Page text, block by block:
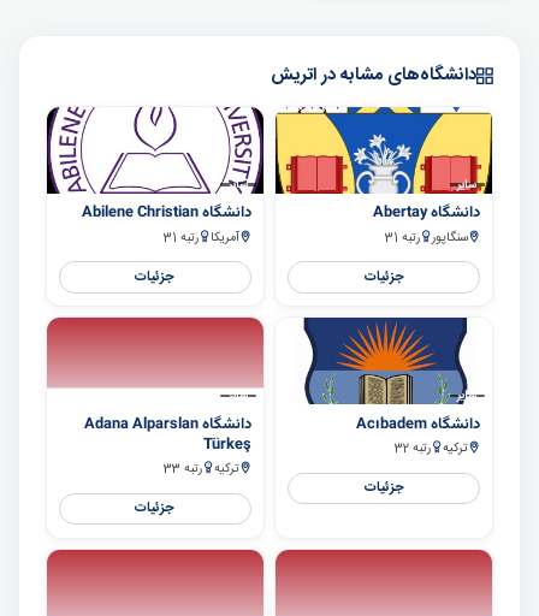
دانشگاه‌های مشابه در اتریش
سایر
دانشگاه Abertay
سنگاپور رتبه 31
جزئیات
سایر
دانشگاه Abilene Christian
آمریکا رتبه 31
جزئیات
سایر
دانشگاه Acıbadem
ترکیه رتبه 32
جزئیات
سایر
دانشگاه Adana Alparslan
Türkeş
ترکیه رتبه 33
جزئیات